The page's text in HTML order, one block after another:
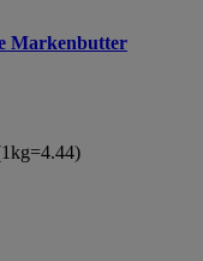
Markenbutter